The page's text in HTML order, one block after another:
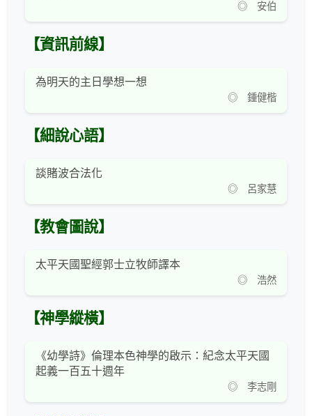
◎ 安伯
【資訊前線】
為明天的主日學想一想
◎ 鍾健楷
【細說心語】
談賭波合法化
◎ 呂家慧
【教會圖說】
太平天國聖經郭士立牧師譯本
◎ 浩然
【神學縱橫】
《幼學詩》倫理本色神學的啟示：紀念太平天國
起義一百五十週年
◎ 李志剛